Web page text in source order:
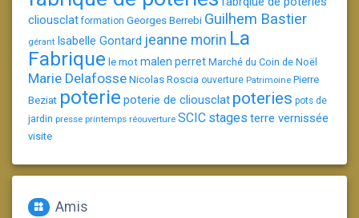
cliousclat formation Georges Berrebi Guilhem Bastier
gérant Isabelle Gontard jeanne morin La
Fabrique le motmalen perret Marché du Coin de Noël
Marie DelafosseNicolas Roscia ouverture Patrimoine Pierre
Beziat poterie poterie de cliousclat poteries pots de
jardin presse printemps réouverture SCIC stages terre vernissée
visite
Amis